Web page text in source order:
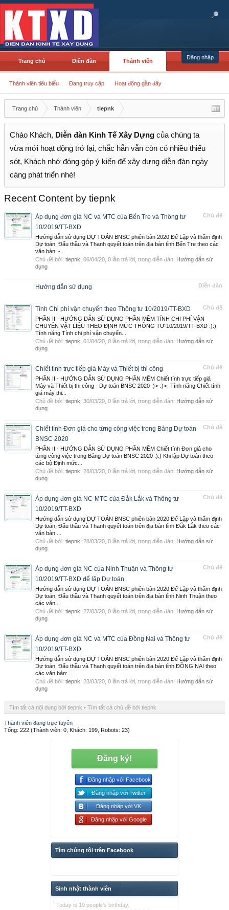
Đăng nhập
Trang chủ Diễn đàn Thành viên
Thành viên tiêu biểu Đang truy cập Hoạt động gần đây
Trang chủ Thành viên tiepnk
Chào Khách, Diễn đàn Kinh Tế Xây Dựng của chúng ta
vừa mới hoạt động trở lại, chắc hẳn vẫn còn có nhiều thiếu
sót, Khách nhớ đóng góp ý kiến để xây dựng diễn đàn ngày
càng phát triển nhé!
Recent Content by tiepnk
Chủ đề
Áp dụng đơn giá NC và MTC của Bến Tre và Thông tư
10/2019/TT-BXD
Hướng dẫn sử dụng DỰ TOÁN BNSC phiên bản 2020 Để Lập và thẩm định
Dự toán, Đấu thầu và Thanh quyết toán trên địa bàn tỉnh Bến Tre theo các
văn bản: -...
Chủ đề bởi: tiepnk 06/04/20 , 0 lần trả lời, trong diễn đàn: Hướng dẫn sử
dụng
Diễn đàn
Hướng dẫn sử dụng
Chủ đề
Tính Chi phí vận chuyển theo Thông tư 10/2019/TT-BXD
PHẦN II - HƯỚNG DẪN SỬ DỤNG PHẦN MỀM TÍNH CHI PHÍ VẬN
CHUYỂN VẬT LIỆU THEO ĐỊNH MỨC THÔNG TƯ 10/2019/TT-BXD :):)
Tính năng Tính chi phí vận chuyển...
Chủ đề bởi: tiepnk 01/04/20 , 0 lần trả lời, trong diễn đàn: Hướng dẫn sử
dụng
Chủ đề
Chiết tính trực tiếp giá Máy và Thiết bị thi công
PHẦN II - HƯỚNG DẪN SỬ DỤNG PHẦN MỀM Chiết tính trực tiếp giá
Máy và Thiết bị thi công - Dự toán BNSC 2020 :)>-:)>- Tính năng Chiết tính
giá máy thi...
Chủ đề bởi: tiepnk 30/03/20 , 0 lần trả lời, trong diễn đàn: Hướng dẫn sử
dụng
Chủ đề
Chiết tính Đơn giá cho từng công việc trong Bảng Dự toán
BNSC 2020
PHẦN II - HƯỚNG DẪN SỬ DỤNG PHẦN MỀM Chiết tính Đơn giá cho
từng công việc trong Bảng Dự toán BNSC 2020 :):) Khi lập Dự toán theo
các bộ Định mức...
Chủ đề bởi: tiepnk 28/03/20 , 0 lần trả lời, trong diễn đàn: Hướng dẫn sử
dụng
Chủ đề
Áp dụng đơn giá NC-MTC của Đắk Lắk và Thông tư
10/2019/TT-BXD
Hướng dẫn sử dụng DỰ TOÁN BNSC phiên bản 2020 Để Lập và thẩm định
Dự toán, Đấu thầu và Thanh quyết toán trên địa bàn tỉnh Đắk Lắk theo các
văn bản:...
Chủ đề bởi: tiepnk 28/03/20 , 0 lần trả lời, trong diễn đàn: Hướng dẫn sử
dụng
Chủ đề
Áp dụng đơn giá NC của Ninh Thuận và Thông tư
10/2019/TT-BXD để lập Dự toán
Hướng dẫn sử dụng DỰ TOÁN BNSC phiên bản 2020 Để Lập và thẩm định
Dự toán, Đấu thầu và Thanh quyết toán trên địa bàn tỉnh Ninh Thuận theo
các văn...
Chủ đề bởi: tiepnk 27/03/20 , 0 lần trả lời, trong diễn đàn: Hướng dẫn sử
dụng
Chủ đề
Áp dụng đơn giá NC và MTC của Đồng Nai và Thông tư
10/2019/TT-BXD
Hướng dẫn sử dụng DỰ TOÁN BNSC phiên bản 2020 Để Lập và thẩm định
Dự toán, Đấu thầu và Thanh quyết toán trên địa bàn tỉnh ĐỒNG NAI theo
các văn bản:...
Chủ đề bởi: tiepnk 23/03/20 , 0 lần trả lời, trong diễn đàn: Hướng dẫn sử
dụng
Tìm tất cả nội dung bởi tiepnk Tìm tất cả chủ đề bởi tiepnk
Thành viên đang trực tuyến
Tổng: 222 (Thành viên: 0, Khách: 199, Robots: 23)
Đăng ký!
Đăng nhập với Facebook
Đăng nhập với Twitter
Đăng nhập với VK
Đăng nhập với Google
Tìm chúng tôi trên Facebook
Sinh nhật thành viên
Today is 19 people's birthday.